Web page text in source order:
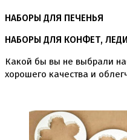
Новинки
НАБОРЫ ДЛЯ ПЕЧЕНЬЯ
НАБОРЫ ДЛЯ КОНФЕТ,
Какой бы вы не выбрали
хорошего качества и